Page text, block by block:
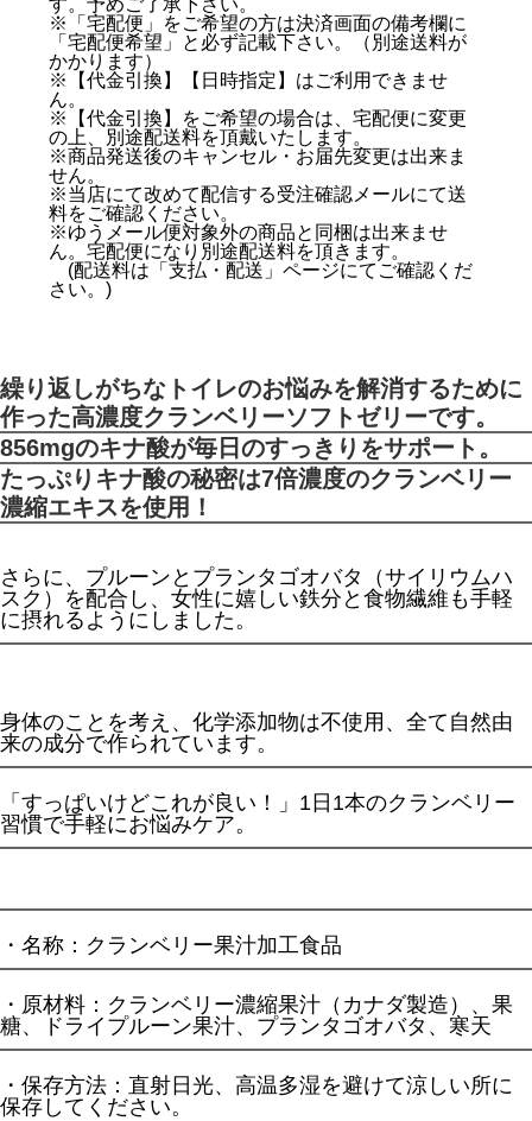
す。予めご了承下さい。
※「宅配便」をご希望の方は決済画面の備考欄に
「宅配便希望」と必ず記載下さい。（別途送料が
かかります）
※【代金引換】【日時指定】はご利用できませ
ん。
※【代金引換】をご希望の場合は、宅配便に変更
の上、別途配送料を頂戴いたします。
※商品発送後のキャンセル・お届先変更は出来ま
せん。
※当店にて改めて配信する受注確認メールにて送
料をご確認ください。
※ゆうメール便対象外の商品と同梱は出来ませ
ん。宅配便になり別途配送料を頂きます。
(配送料は「支払・配送」ページにてご確認くだ
さい。)
繰り返しがちなトイレのお悩みを解消するために
作った高濃度クランベリーソフトゼリーです。
856mgのキナ酸が毎日のすっきりをサポート。
たっぷりキナ酸の秘密は7倍濃度のクランベリー
濃縮エキスを使用！
さらに、プルーンとプランタゴオバタ（サイリウムハ
スク）を配合し、女性に嬉しい鉄分と食物繊維も手軽
に摂れるようにしました。
身体のことを考え、化学添加物は不使用、全て自然由
来の成分で作られています。
「すっぱいけどこれが良い！」1日1本のクランベリー
習慣で手軽にお悩みケア。
・名称：クランベリー果汁加工食品
・原材料：クランベリー濃縮果汁（カナダ製造）、果
糖、ドライプルーン果汁、プランタゴオバタ、寒天
・保存方法：直射日光、高温多湿を避けて涼しい所に
保存してください。